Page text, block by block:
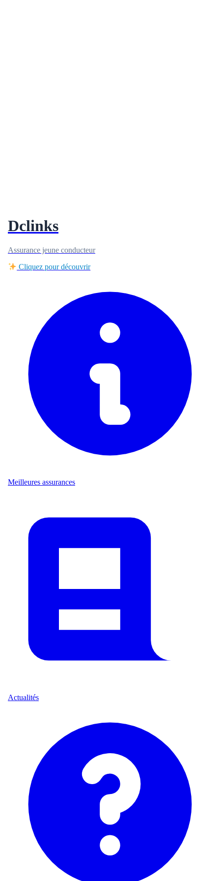
Dclinks
Assurance jeune conducteur
Cliquez pour découvrir
Meilleures assurances
Actualités